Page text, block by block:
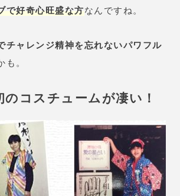
で好奇心旺盛な方なんですね。
チャレンジ精神を忘れないパワフル
。
コスチュームが凄い！